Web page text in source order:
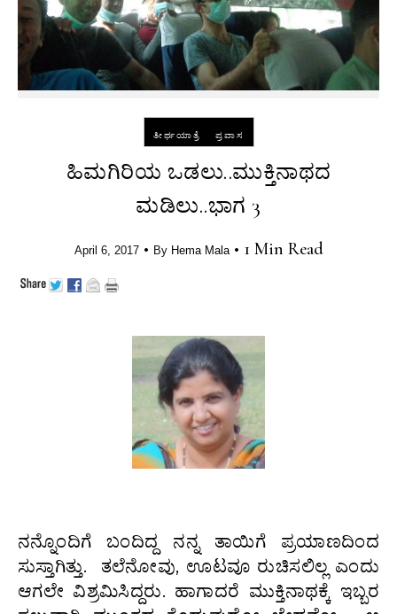
ತೀರ್ಥಯಾತ್ರೆ ಪ್ರವಾಸ
ಹಿಮಗಿರಿಯ ಒಡಲು..ಮುಕ್ತಿನಾಥದ
ಮಡಿಲು..ಭಾಗ 3
April 6, 2017 • By Hema Mala • 1 Min Read
ನನ್ನೊಂದಿಗೆ ಬಂದಿದ್ದ ನನ್ನ ತಾಯಿಗೆ ಪ್ರಯಾಣದಿಂದ
ಸುಸ್ತಾಗಿತ್ತು. ತಲೆನೋವು, ಊಟವೂ ರುಚಿಸಲಿಲ್ಲ ಎಂದು
ಆಗಲೇ ವಿಶ್ರಮಿಸಿದ್ದರು. ಹಾಗಾದರೆ ಮುಕ್ತಿನಾಥಕ್ಕೆ ಇಬ್ಬರ